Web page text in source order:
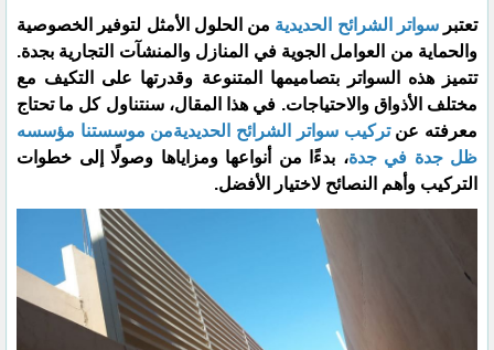
تعتبرسواتر الشرائح الحديدية من الحلول الأمثل لتوفير الخصوصية
والحماية من العوامل الجوية في المنازل والمنشآت التجارية بجدة.
تتميز هذه السواتر بتصاميمها المتنوعة وقدرتها على التكيف مع
مختلف الأذواق والاحتياجات. في هذا المقال، سنتناول كل ما تحتاج
معرفته عنتركيب سواتر الشرائح الحديديةمن موسستنا مؤسسه
ظل جدة في جدة، بدءًا من أنواعها ومزاياها وصولًا إلى خطوات
التركيب وأهم النصائح لاختيار الأفضل.